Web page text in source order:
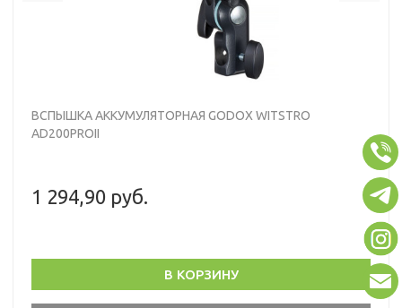
ВСПЫШКА АККУМУЛЯТОРНАЯ GODOX WITSTRO
AD200PROII
1 294,90 руб.
В КОРЗИНУ